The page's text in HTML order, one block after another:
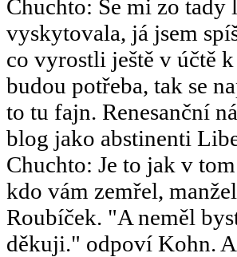
Chuchto: Se mi zo
vyskytovala, já jsem
co vyrostli ještě v účtě
budou potřeba, tak se
to tu fajn. Renesanční
blog jako abstinenti
Chuchto: Je to jak v
kdo vám zemřel,
Roubíček. "A neměl
děkuji." odpoví Kohn. A